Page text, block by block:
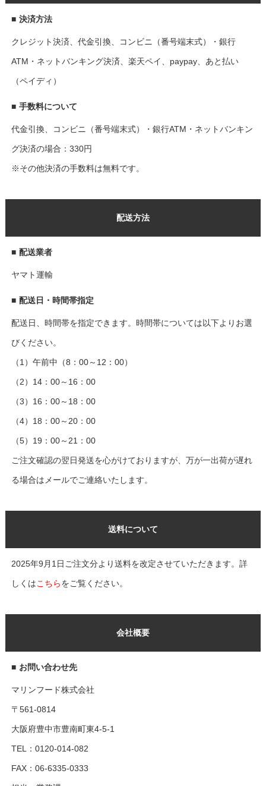
■ 決済方法
クレジット決済、代金引換、コンビニ（番号端末式）・銀行
ATM・ネットバンキング決済、楽天ペイ、paypay、あと払い
（ペイディ）
■ 手数料について
代金引換、コンビニ（番号端末式）・銀行ATM・ネットバンキン
グ決済の場合：330円
※その他決済の手数料は無料です。
配送方法
■ 配送業者
ヤマト運輸
■ 配送日・時間帯指定
配送日、時間帯を指定できます。時間帯については以下よりお選
びください。
（1）午前中（8：00～12：00）
（2）14：00～16：00
（3）16：00～18：00
（4）18：00～20：00
（5）19：00～21：00
ご注文確認の翌日発送を心がけておりますが、万が一出荷が遅れ
る場合はメールでご連絡いたします。
会社概要
■ お問い合わせ先
マリンフード株式会社
〒561-0814
大阪府豊中市豊南町東4-5-1
TEL：0120-014-082
FAX：06-6335-0333
送料について
2025年9月1日ご注文分より送料を改定させていただきます。詳
しくはこちらをご覧ください。